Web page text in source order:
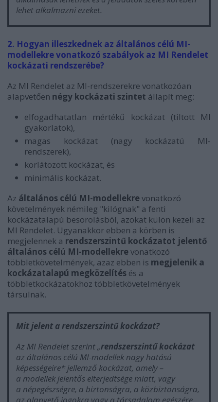
lehet alkalmazni ezeket.
2. Hogyan illeszkednek az általános célú MI-
modellekre vonatkozó szabályok az MI Rendelet
kockázati rendszerébe?
Az MI Rendelet az MI-rendszerekre vonatkozóan
alapvetően négy kockázati szintet állapít meg:
elfogadhatatlan mértékű kockázat (tiltott MI
gyakorlatok),
magas kockázat (nagy kockázatú MI-
rendszerek),
korlátozott kockázat, és
minimális kockázat.
Az általános célú MI-modellekrevonatkozó
követelmények némileg "kilógnak" a fenti
kockázatalapú besorolásból, azokat külön kezeli az
MI Rendelet. Ugyanakkor ebben a körben is
megjelennek a rendszerszintű kockázatot jelentő
általános célú MI-modellekrevonatkozó
többletkövetelmények, azaz ebben is megjelenik a
kockázatalapú megközelítés és a
többletkockázatokhoz többletkövetelmények
társulnak.
Mit jelent a rendszerszintű kockázat?
Az MI Rendelet szerint „rendszerszintű kockázat
az általános célú MI-modellek nagy hatású
képességeire* jellemző kockázat, amely –
a modellek jelentős elterjedtsége miatt, vagy
a népegészségre, a biztonságra, a közbiztonságra,